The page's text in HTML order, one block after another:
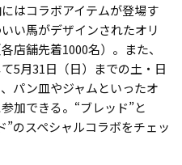
はコラボアイテムが登場す
い馬がデザインされたオリ
店舗先着1000名）。また、
5月31日（日）までの土・日
パン皿やジャムといったオ
加できる。“ブレッド”と
”のスペシャルコラボをチェッ